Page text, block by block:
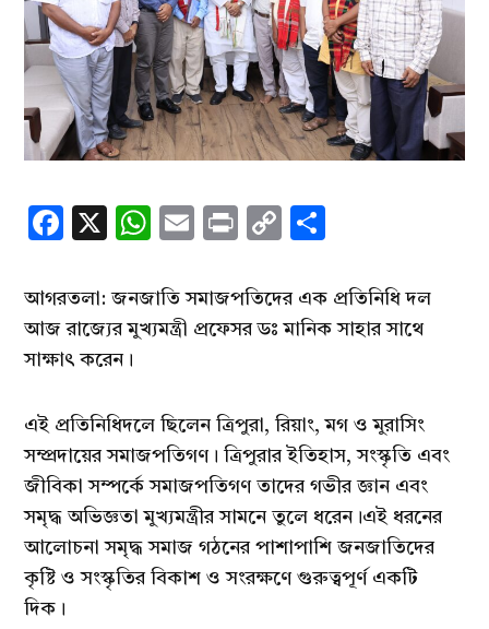
Facebook
X WhatsApp
EmailPrintCopy
আগরতলা: জনজাতি সমাজপতিদের এক প্রতিনিধি দল
আজ রাজ্যের মুখ্যমন্ত্রী প্রফেসর ডঃ মানিক সাহার সাথে
সাক্ষাৎ করেন।
এই প্রতিনিধিদলে ছিলেন ত্রিপুরা, রিয়াং, মগ ও মুরাসিং
সম্প্রদায়ের সমাজপতিগণ। ত্রিপুরার ইতিহাস, সংস্কৃতি এবং
জীবিকা সম্পর্কে সমাজপতিগণ তাদের গভীর জ্ঞান এবং
সমৃদ্ধ অভিজ্ঞতা মুখ্যমন্ত্রীর সামনে তুলে ধরেন।এই ধরনের
আলোচনা সমৃদ্ধ সমাজ গঠনের পাশাপাশি জনজাতিদের
কৃষ্টি ও সংস্কৃতির বিকাশ ও সংরক্ষণে গুরুত্বপূর্ণ একটি
দিক।